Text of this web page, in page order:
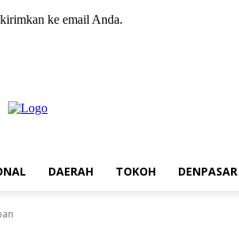
ke email Anda.
DAERAH TOKOH DENPASAR